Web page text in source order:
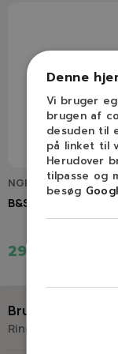
NGP691035
B&S universal
29,00 kr.
Brug for hjælp?
Ring eller skriv til
Denne
Vi bruger
brugen af
desuden til
på linket til
Herudover
tilpasse og
besøg